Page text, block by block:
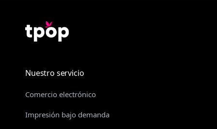
Nuestro servicio
Comercio electrónico
Impresión bajo demanda